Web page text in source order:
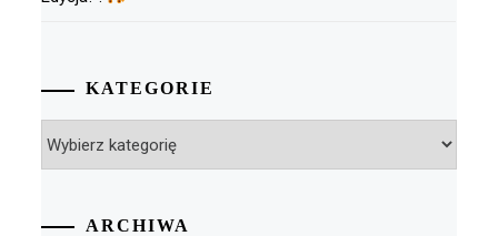
KATEGORIE
ARCHIWA